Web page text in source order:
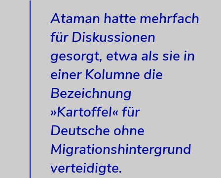
Ataman hatte mehrfach
für Diskussionen
gesorgt, etwa als sie in
einer Kolumne die
Bezeichnung
»Kartoffel« für
Deutsche ohne
Migrationshintergrund
verteidigte.